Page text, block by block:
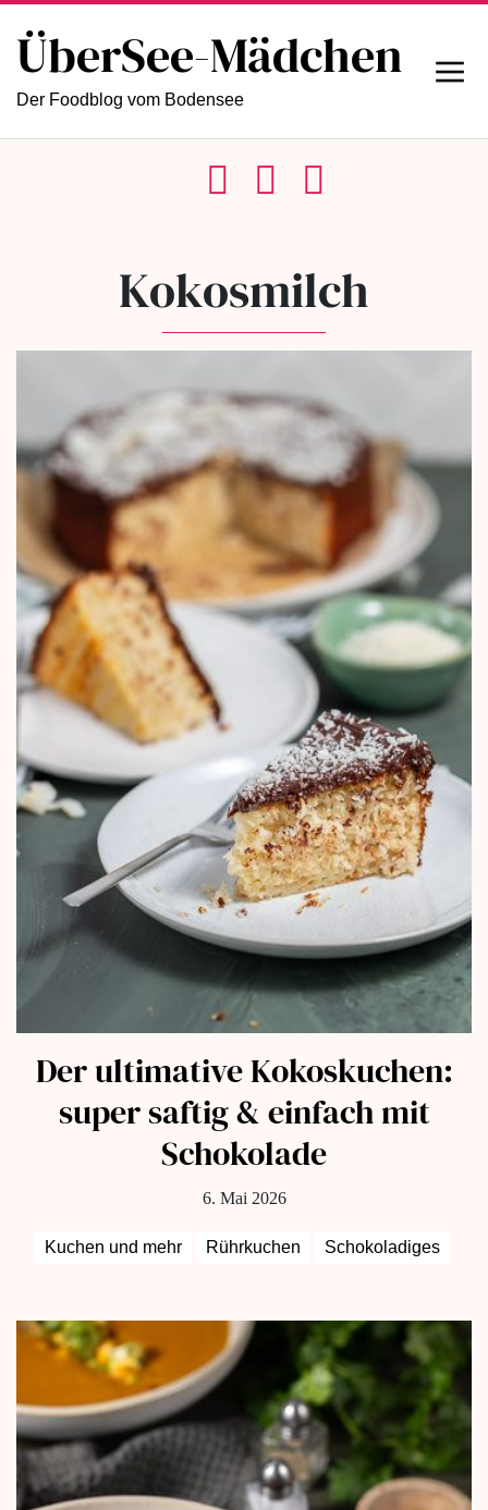
ÜberSee-Mädchen
Der Foodblog vom Bodensee
Kokosmilch
Der ultimative Kokoskuchen:
super saftig & einfach mit
Schokolade
6. Mai 2026
Kuchen und mehr Rührkuchen Schokoladiges